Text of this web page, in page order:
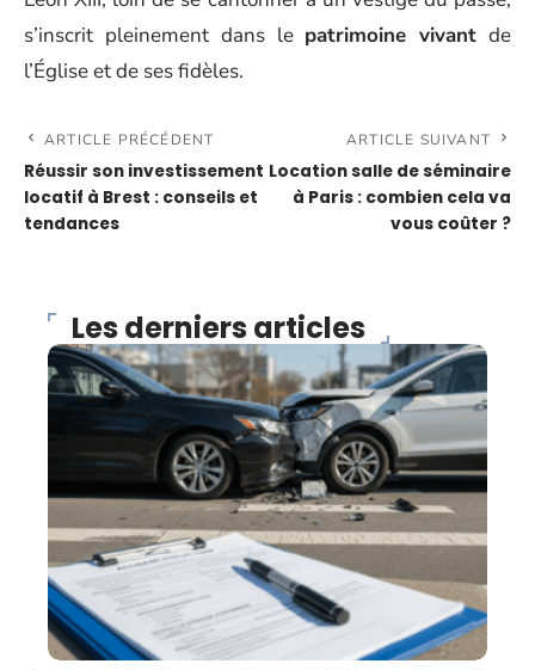
s’inscrit pleinement dans le patrimoine vivant de
l’Église et de ses fidèles.
ARTICLE PRÉCÉDENT
Réussir son investissement
locatif à Brest : conseils et
tendances
ARTICLE SUIVANT
Location salle de séminaire
à Paris : combien cela va
vous coûter ?
Les derniers articles